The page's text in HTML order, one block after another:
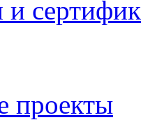
проекты